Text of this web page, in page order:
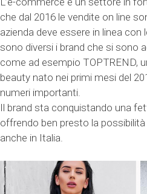
che dal 2016 le vendite on line
azienda deve essere in linea
sono diversi i brand che si sono
come ad esempio TOPTREND,
beauty nato nei primi mesi del
numeri importanti.
Il brand sta conquistando una
offrendo ben presto la
anche in Italia.